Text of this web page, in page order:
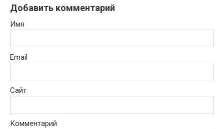
Добавить комментарий
Имя
Email
Сайт
Комментарий